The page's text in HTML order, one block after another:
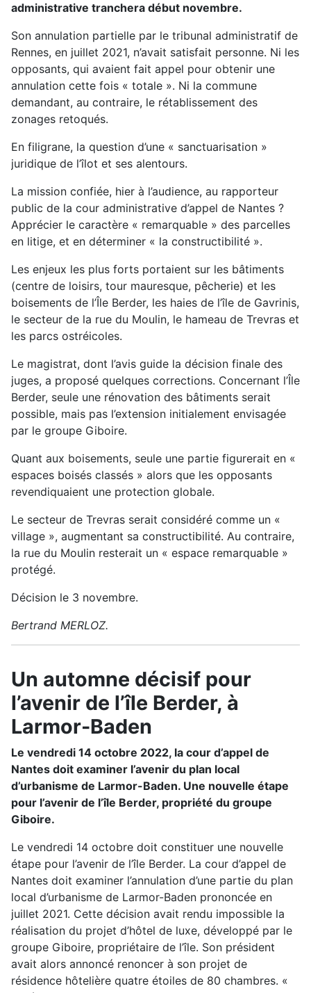
administrative tranchera début novembre.
Son annulation partielle par le tribunal administratif de
Rennes, en juillet 2021, n’avait satisfait personne. Ni les
opposants, qui avaient fait appel pour obtenir une
annulation cette fois « totale ». Ni la commune
demandant, au contraire, le rétablissement des
zonages retoqués.
En filigrane, la question d’une « sanctuarisation »
juridique de l’îlot et ses alentours.
La mission confiée, hier à l’audience, au rapporteur
public de la cour administrative d’appel de Nantes ?
Apprécier le caractère « remarquable » des parcelles
en litige, et en déterminer « la constructibilité ».
Les enjeux les plus forts portaient sur les bâtiments
(centre de loisirs, tour mauresque, pêcherie) et les
boisements de l’Île Berder, les haies de l’île de Gavrinis,
le secteur de la rue du Moulin, le hameau de Trevras et
les parcs ostréicoles.
Le magistrat, dont l’avis guide la décision finale des
juges, a proposé quelques corrections. Concernant l’Île
Berder, seule une rénovation des bâtiments serait
possible, mais pas l’extension initialement envisagée
par le groupe Giboire.
Quant aux boisements, seule une partie figurerait en «
espaces boisés classés » alors que les opposants
revendiquaient une protection globale.
Le secteur de Trevras serait considéré comme un «
village », augmentant sa constructibilité. Au contraire,
la rue du Moulin resterait un « espace remarquable »
protégé.
Décision le 3 novembre.
Bertrand MERLOZ.
Un automne décisif pour
l’avenir de l’île Berder, à
Larmor-Baden
Le vendredi 14 octobre 2022, la cour d’appel de
Nantes doit examiner l’avenir du plan local
d’urbanisme de Larmor-Baden. Une nouvelle étape
pour l’avenir de l’île Berder, propriété du groupe
Giboire.
Le vendredi 14 octobre doit constituer une nouvelle
étape pour l’avenir de l’île Berder. La cour d’appel de
Nantes doit examiner l’annulation d’une partie du plan
local d’urbanisme de Larmor-Baden prononcée en
juillet 2021. Cette décision avait rendu impossible la
réalisation du projet d’hôtel de luxe, développé par le
groupe Giboire, propriétaire de l’île. Son président
avait alors annoncé renoncer à son projet de
résidence hôtelière quatre étoiles de 80 chambres. «